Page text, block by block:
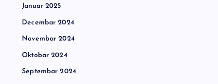
Januar 2025
Decembar 2024
Novembar 2024
Oktobar 2024
Septembar 2024